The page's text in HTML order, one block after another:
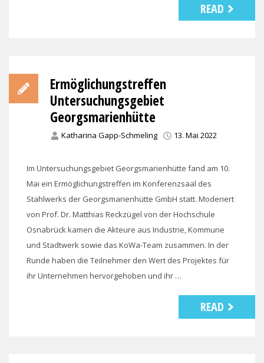
READ
Ermöglichungstreffen
Untersuchungsgebiet
Georgsmarienhütte
Katharina Gapp-Schmeling 13. Mai 2022
Im Untersuchungsgebiet Georgsmarienhütte fand am 10.
Mai ein Ermöglichungstreffen im Konferenzsaal des
Stahlwerks der Georgsmarienhütte GmbH statt. Moderiert
von Prof. Dr. Matthias Reckzügel von der Hochschule
Osnabrück kamen die Akteure aus Industrie, Kommune
und Stadtwerk sowie das KoWa-Team zusammen. In der
Runde haben die Teilnehmer den Wert des Projektes für
ihr Unternehmen hervorgehoben und ihr …
READ